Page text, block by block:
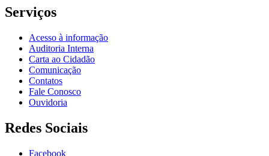
Serviços
Acesso à informação
Auditoria Interna
Carta ao Cidadão
Comunicação
Contatos
Fale Conosco
Ouvidoria
Redes Sociais
Facebook